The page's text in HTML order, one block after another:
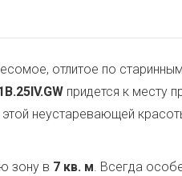
отлитое по
придется к месту
этой неустаревающей
зону в 7 кв. м. Всегда